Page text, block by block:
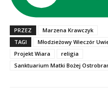
PRZEZ
Marzena Krawczyk
TAGI
Młodzieżowy Wieczór
Projekt Wiara
religia
Sanktuarium Matki Bożej